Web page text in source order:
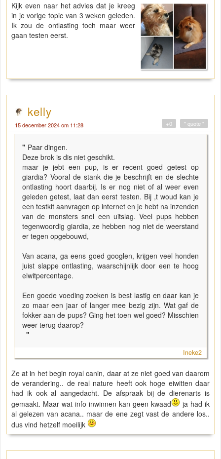
Kijk even naar het advies dat je kreeg
in je vorige topic van 3 weken geleden.
Ik zou de ontlasting toch maar weer
gaan testen eerst.
kelly
15 december 2024 om 11:28 " quote "
+0
" Paar dingen.
Deze brok is dis niet geschikt.
maar je jebt een pup, is er recent goed getest op
giardia? Vooral de stank die je beschrijft en de slechte
ontlasting hoort daarbij. Is er nog niet of al weer even
geleden getest, laat dan eerst testen. Bij ,t woud kan je
een testkit aanvragen op internet en je hebt na inzenden
van de monsters snel een uitslag. Veel pups hebben
tegenwoordig giardia, ze hebben nog niet de weerstand
er tegen opgebouwd,
Van acana, ga eens goed googlen, krijgen veel honden
juist slappe ontlasting, waarschijnlijk door een te hoog
eiwitpercentage.
Een goede voeding zoeken is best lastig en daar kan je
zo maar een jaar of langer mee bezig zijn. Wat gaf de
fokker aan de pups? Ging het toen wel goed? Misschien
weer terug daarop?
"
Ineke2
Ze at in het begin royal canin, daar at ze niet goed van daarom
de verandering.. de real nature heeft ook hoge eiwitten daar
had ik ook al aangedacht. De afspraak bij de dierenarts is
gemaakt. Maar wat info inwinnen kan geen kwaad
ja had ik
al gelezen van acana.. maar de ene zegt vast de andere los..
dus vind hetzelf moeilijk